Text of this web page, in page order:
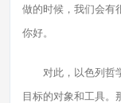
做的时候，我们会有
你好。
对此，以色列哲学
目标的对象和工具。